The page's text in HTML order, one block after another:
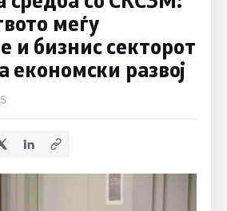
меѓу
и бизнис секторот
економски развој